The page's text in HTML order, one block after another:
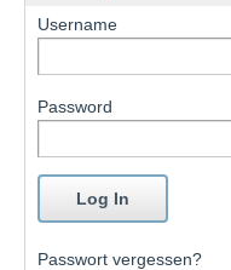
Username
Password
Passwort vergessen?